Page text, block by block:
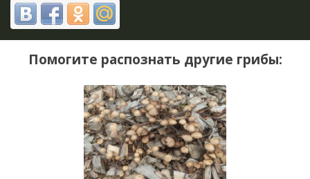
Помогите распознать другие грибы: